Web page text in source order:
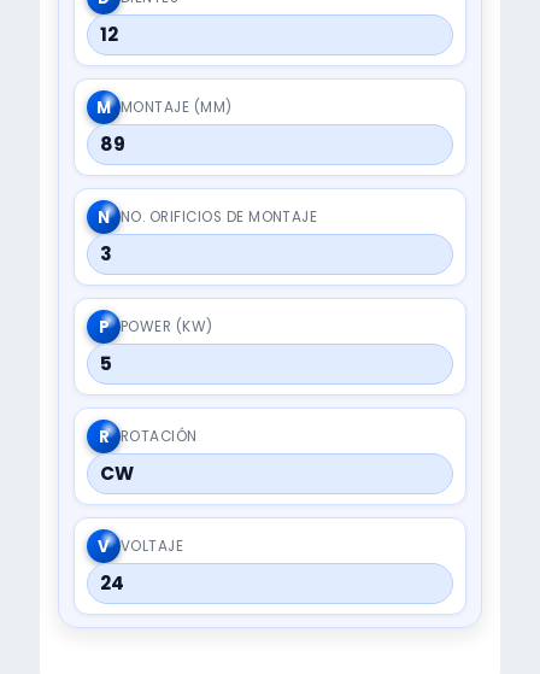
12
M MONTAJE (MM)
89
N NO. ORIFICIOS DE MONTAJE
3
P POWER (KW)
5
R ROTACIÓN
CW
V VOLTAJE
24